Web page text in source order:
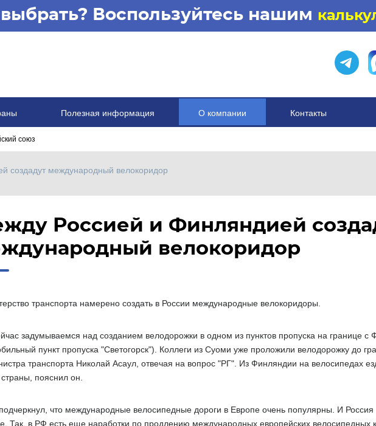
выбрать? Воспользуйтесь нашим
Полезная информация О компании Контакты
союз
создадут международный велокоридор
Россией и Финляндией
велокоридор
транспорта намерено создать в России международные велокоридоры.
задумываемся над созданием велодорожки в одном из пунктов пропуска на границе с
пункт пропуска "Светогорск"). Коллеги из Суоми уже проложили велодорожку до
транспорта Николай Асаул, отвечая на вопрос "РГ". Из Финляндии на велосипедах
пояснил он.
что международные велосипедные дороги в Европе очень популярны. И Россия
Так, в РФ есть еще наработки по продлению международных европейских велосипедных